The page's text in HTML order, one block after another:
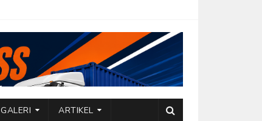
GALERI ARTIKEL